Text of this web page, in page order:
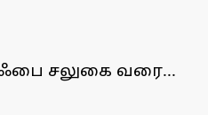
சலுகை வரை...